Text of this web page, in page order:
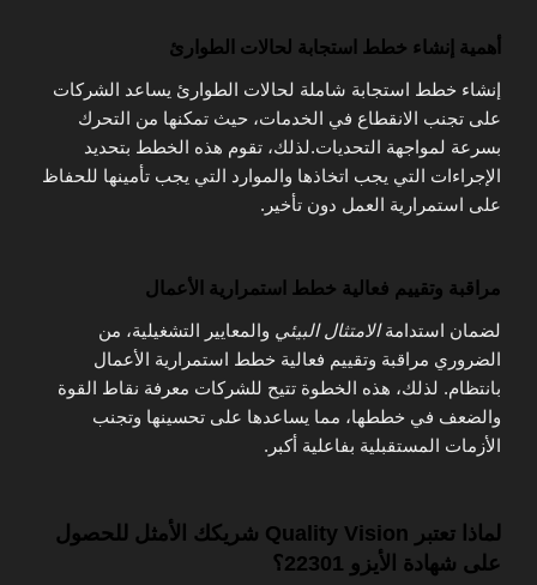
أهمية إنشاء خطط استجابة لحالات الطوارئ
إنشاء خطط استجابة شاملة لحالات الطوارئ يساعد الشركات
على تجنب الانقطاع في الخدمات، حيث تمكنها من التحرك
بسرعة لمواجهة التحديات.لذلك، تقوم هذه الخطط بتحديد
الإجراءات التي يجب اتخاذها والموارد التي يجب تأمينها للحفاظ
على استمرارية العمل دون تأخير.
مراقبة وتقييم فعالية خطط استمرارية الأعمال
لضمان استدامةالامتثال البيئي والمعايير التشغيلية، من
الضروري مراقبة وتقييم فعالية خطط استمرارية الأعمال
بانتظام. لذلك، هذه الخطوة تتيح للشركات معرفة نقاط القوة
والضعف في خططها، مما يساعدها على تحسينها وتجنب
الأزمات المستقبلية بفاعلية أكبر.
لماذا تعتبر Quality Vision شريكك الأمثل للحصول
على شهادة الأيزو 22301؟